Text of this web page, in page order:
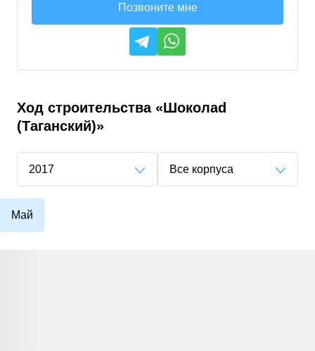
Позвоните мне
Ход строительства «Шоколаd
(Таганский)»
2017 Все корпуса
Май